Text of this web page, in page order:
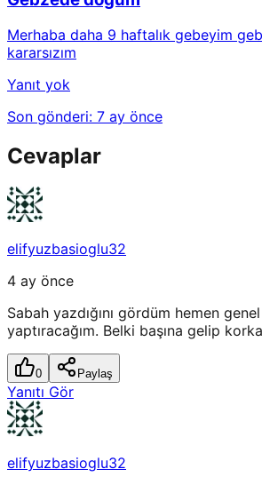
Merhaba daha 9 haftalık gebeyim
kararsızım
Yanıt yok
Son gönderi: 7 ay önce
Cevaplar
elifyuzbasioglu32
4 ay önce
Sabah yazdığını gördüm hemen
yaptıracağım. Belki başına gelip
0 Paylaş
Yanıtı Gör
elifyuzbasioglu32